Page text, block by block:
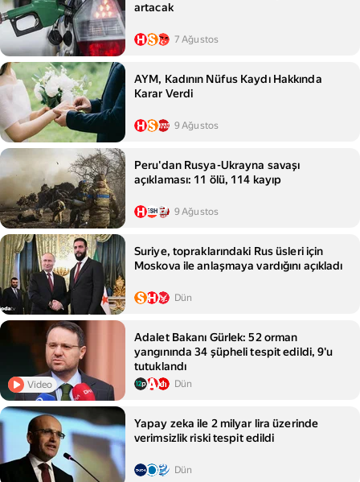
artacak
7 Ağustos
AYM, Kadının Nüfus Kaydı Hakkında
Karar Verdi
9 Ağustos
Peru'dan Rusya-Ukrayna savaşı
açıklaması: 11 ölü, 114 kayıp
9 Ağustos
Suriye, topraklarındaki Rus üsleri için
Moskova ile anlaşmaya vardığını açıkladı
Dün
Video
Adalet Bakanı Gürlek: 52 orman
yangınında 34 şüpheli tespit edildi, 9'u
tutuklandı
Dün
Yapay zeka ile 2 milyar lira üzerinde
verimsizlik riski tespit edildi
Dün